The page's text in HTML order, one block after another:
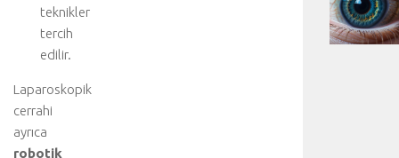
teknikler
tercih
edilir.
Laparoskopik
cerrahi
ayrıca
robotik